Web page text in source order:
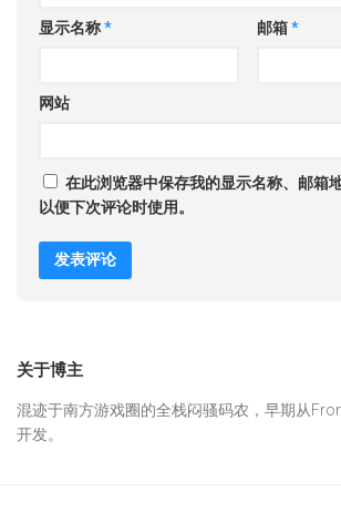
显示名称* 邮箱*
网站
在此浏览器中保存我的显示名称、邮箱
以便下次评论时使用。
关于博主
混迹于南方游戏圈的全栈闷骚码农，早期从
开发。